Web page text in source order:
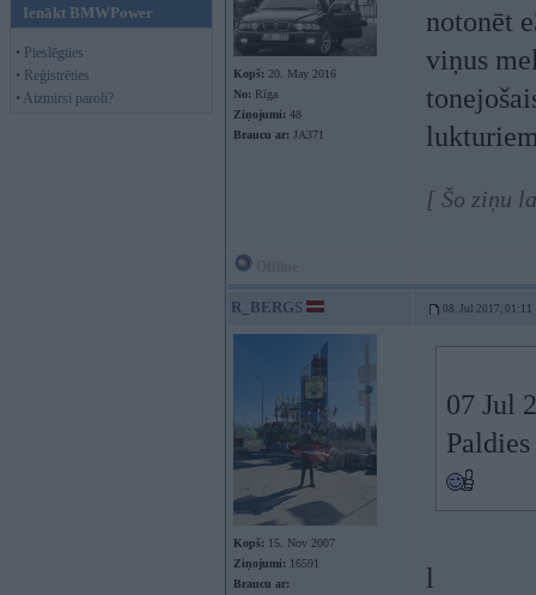
Ienākt BMWPower
• Pieslēgties
• Reģistrēties
• Aizmirsi paroli?
Kopš: 20. May 2016
No: Rīga
Ziņojumi: 48
Braucu ar: JA371
notonēt
viņus
[ Šo ziņu
R_BERGS 08. Jul 2017, 01:11
Kopš: 15. Nov 2007
Ziņojumi: 16591
Braucu ar:
07 Jul
l